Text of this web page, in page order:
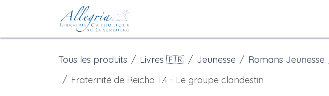
Se rendre au contenu
Tous les produits Livres 🇫🇷 Jeunesse Romans Jeunesse
Fraternité de Reicha T.4 - Le groupe clandestin